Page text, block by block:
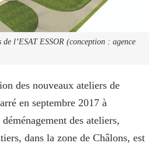
l’ESAT ESSOR (conception : agence
des nouveaux ateliers de
en septembre 2017 à
des ateliers,
dans la zone de Châlons, est